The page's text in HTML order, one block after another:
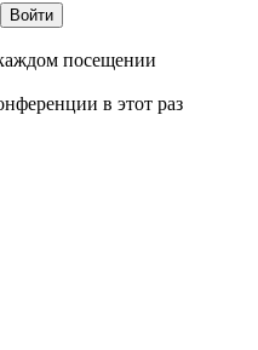
посещении
в этот раз